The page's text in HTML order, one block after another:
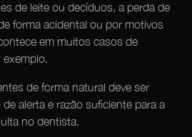
de leite ou decíduos, a perda de
forma acidental ou por motivos
em muitos casos de
de forma natural deve ser
alerta e razão suficiente para a
no dentista.